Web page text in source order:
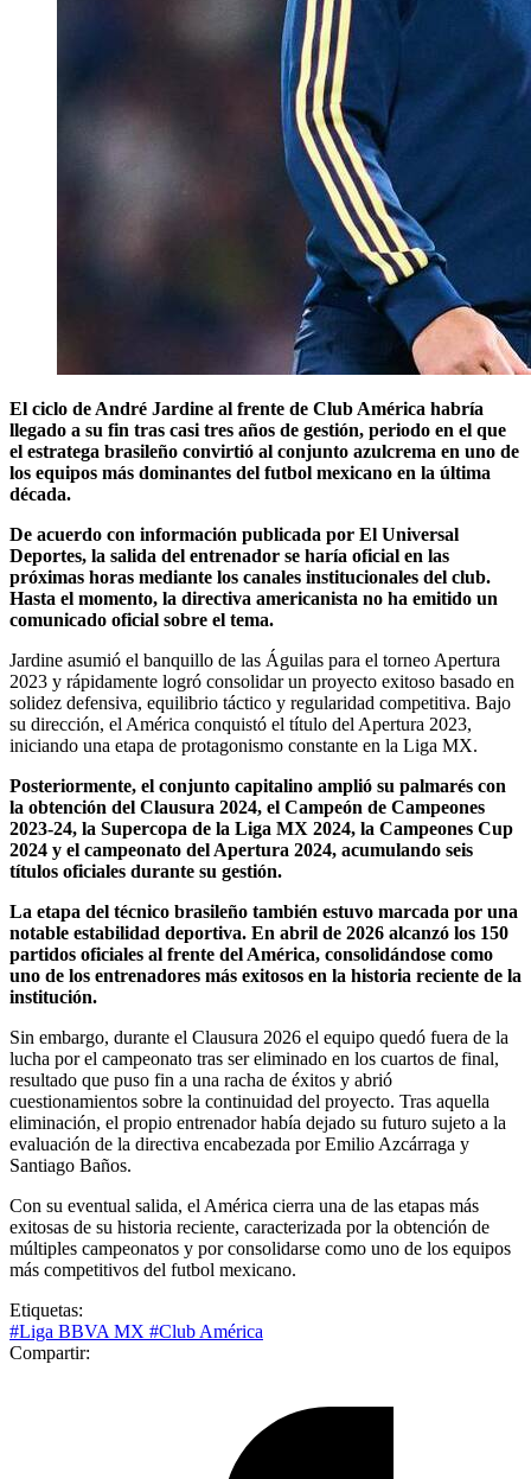
El ciclo de André Jardine al frente de Club América habría
llegado a su fin tras casi tres años de gestión, periodo en el que
el estratega brasileño convirtió al conjunto azulcrema en uno de
los equipos más dominantes del futbol mexicano en la última
década.
De acuerdo con información publicada por El Universal
Deportes, la salida del entrenador se haría oficial en las
próximas horas mediante los canales institucionales del club.
Hasta el momento, la directiva americanista no ha emitido un
comunicado oficial sobre el tema.
Jardine asumió el banquillo de las Águilas para el torneo Apertura
2023 y rápidamente logró consolidar un proyecto exitoso basado en
solidez defensiva, equilibrio táctico y regularidad competitiva. Bajo
su dirección, el América conquistó el título del Apertura 2023,
iniciando una etapa de protagonismo constante en la Liga MX.
Posteriormente, el conjunto capitalino amplió su palmarés con
la obtención del Clausura 2024, el Campeón de Campeones
2023-24, la Supercopa de la Liga MX 2024, la Campeones Cup
2024 y el campeonato del Apertura 2024, acumulando seis
títulos oficiales durante su gestión.
La etapa del técnico brasileño también estuvo marcada por una
notable estabilidad deportiva. En abril de 2026 alcanzó los 150
partidos oficiales al frente del América, consolidándose como
uno de los entrenadores más exitosos en la historia reciente de la
institución.
Sin embargo, durante el Clausura 2026 el equipo quedó fuera de la
lucha por el campeonato tras ser eliminado en los cuartos de final,
resultado que puso fin a una racha de éxitos y abrió
cuestionamientos sobre la continuidad del proyecto. Tras aquella
eliminación, el propio entrenador había dejado su futuro sujeto a la
evaluación de la directiva encabezada por Emilio Azcárraga y
Santiago Baños.
Con su eventual salida, el América cierra una de las etapas más
exitosas de su historia reciente, caracterizada por la obtención de
múltiples campeonatos y por consolidarse como uno de los equipos
más competitivos del futbol mexicano.
Etiquetas:
#Liga BBVA MX #Club América
Compartir: